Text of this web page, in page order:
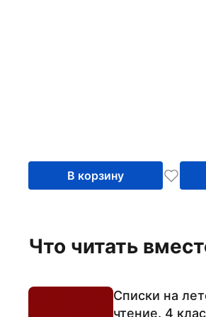
В корзину
Что читать
Списки на
чтение. 4